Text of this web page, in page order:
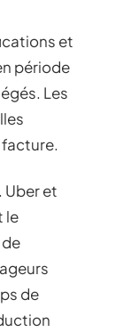
et
période
Les
Uber et
le
de